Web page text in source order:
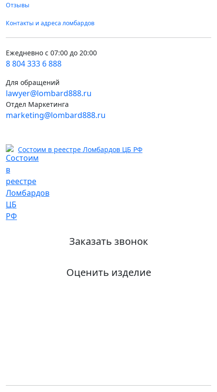
Отзывы
Контакты и адреса ломбардов
Ежедневно с 07:00 до 20:00
8 804 333 6 888
Для обращений
lawyer@lombard888.ru
Отдел Маркетинга
marketing@lombard888.ru
Состоим в реестре Ломбардов ЦБ РФ
Заказать звонок
Оценить изделие